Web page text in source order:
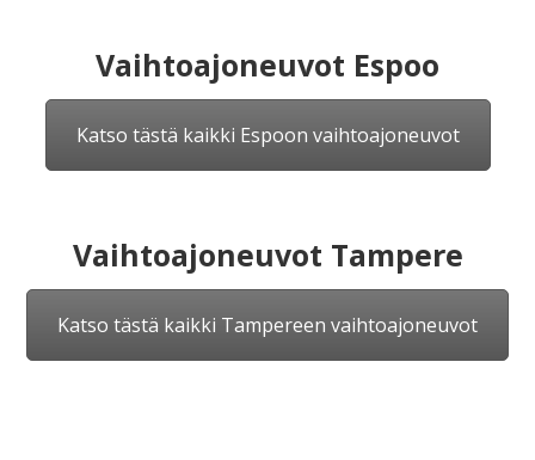
Vaihtoajoneuvot Espoo
Katso tästä kaikki Espoon vaihtoajoneuvot
Vaihtoajoneuvot Tampere
Katso tästä kaikki Tampereen vaihtoajoneuvot